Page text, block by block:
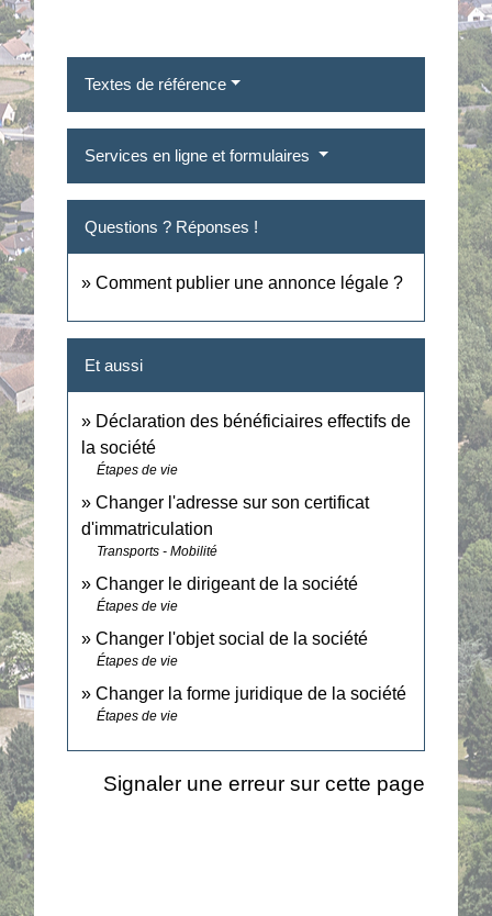
Textes de référence
Services en ligne et formulaires
Questions ? Réponses !
Comment publier une annonce légale ?
Et aussi
Déclaration des bénéficiaires effectifs de
la société
Étapes de vie
Changer l'adresse sur son certificat
d'immatriculation
Transports - Mobilité
Changer le dirigeant de la société
Étapes de vie
Changer l'objet social de la société
Étapes de vie
Changer la forme juridique de la société
Étapes de vie
Signaler une erreur sur cette page